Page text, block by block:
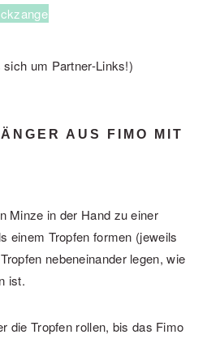
um Partner-Links!)
AUS FIMO MIT
Minze in der Hand zu einer
einem Tropfen formen (jeweils
nebeneinander legen, wie
ist.
die Tropfen rollen, bis das Fimo